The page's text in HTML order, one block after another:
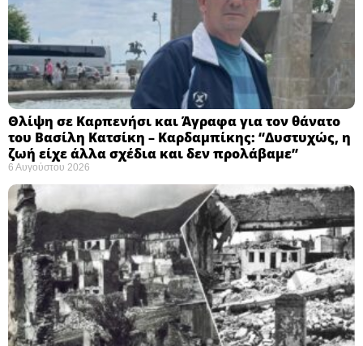
Θλίψη σε Καρπενήσι και Άγραφα για τον θάνατο
του Βασίλη Κατσίκη – Καρδαμπίκης: “Δυστυχώς, η
ζωή είχε άλλα σχέδια και δεν προλάβαμε”
6 Αυγούστου 2026